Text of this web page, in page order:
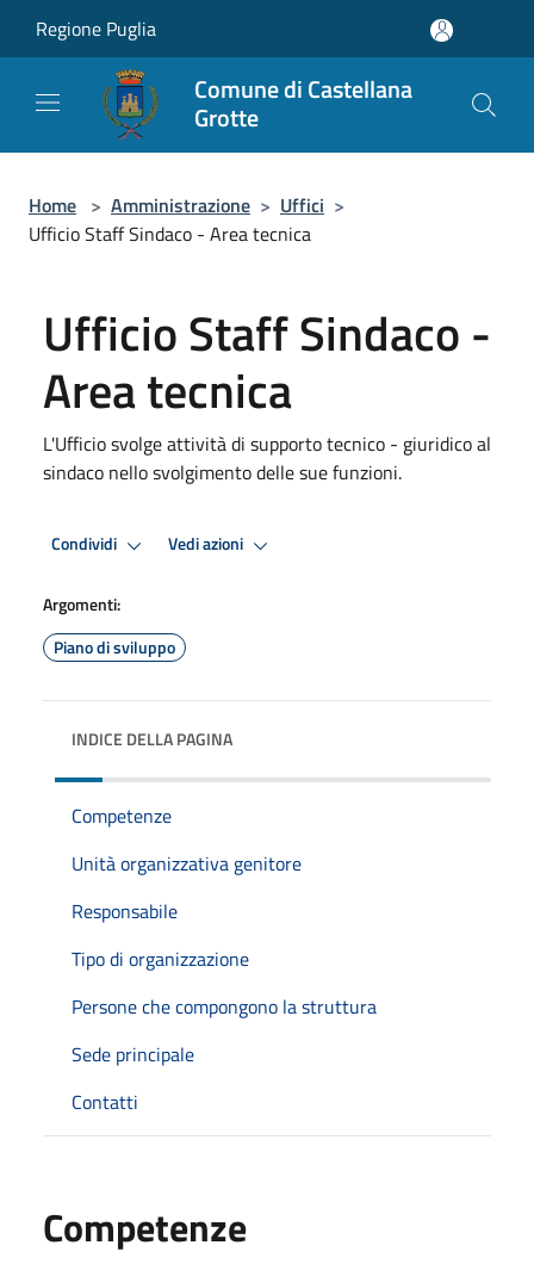
Regione Puglia
Comune di Castellana
Grotte
Home > Amministrazione > Uffici >
Ufficio Staff Sindaco - Area tecnica
Ufficio Staff Sindaco -
Area tecnica
L'Ufficio svolge attività di supporto tecnico - giuridico al
sindaco nello svolgimento delle sue funzioni.
Condividi Vedi azioni
Argomenti:
Piano di sviluppo
INDICE DELLA PAGINA
Competenze
Unità organizzativa genitore
Responsabile
Tipo di organizzazione
Persone che compongono la struttura
Sede principale
Contatti
Competenze